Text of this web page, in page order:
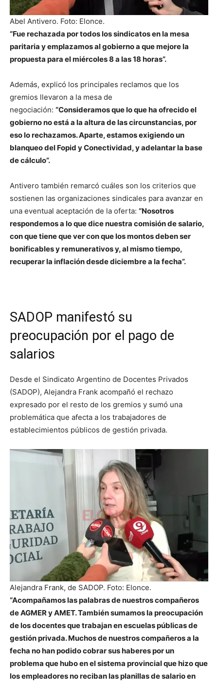
Abel Antivero. Foto: Elonce.
“Fue rechazada por todos los sindicatos en la mesa
paritaria y emplazamos al gobierno a que mejore la
propuesta para el miércoles 8 a las 18 horas”.
Además, explicó los principales reclamos que los
gremios llevaron a la mesa de
negociación: “Consideramos que lo que ha ofrecido el
gobierno no está a la altura de las circunstancias, por
eso lo rechazamos. Aparte, estamos exigiendo un
blanqueo del Fopid y Conectividad, y adelantar la base
de cálculo”.
Antivero también remarcó cuáles son los criterios que
sostienen las organizaciones sindicales para avanzar en
una eventual aceptación de la oferta: “Nosotros
respondemos a lo que dice nuestra comisión de salario,
con que tiene que ver con que los montos deben ser
bonificables y remunerativos y, al mismo tiempo,
recuperar la inflación desde diciembre a la fecha”.
SADOP manifestó su
preocupación por el pago de
salarios
Desde el Sindicato Argentino de Docentes Privados
(SADOP), Alejandra Frank acompañó el rechazo
expresado por el resto de los gremios y sumó una
problemática que afecta a los trabajadores de
establecimientos públicos de gestión privada.
Alejandra Frank, de SADOP. Foto: Elonce.
“Acompañamos las palabras de nuestros compañeros
de AGMER y AMET. También sumamos la preocupación
de los docentes que trabajan en escuelas públicas de
gestión privada. Muchos de nuestros compañeros a la
fecha no han podido cobrar sus haberes por un
problema que hubo en el sistema provincial que hizo que
los empleadores no reciban las planillas de salario en